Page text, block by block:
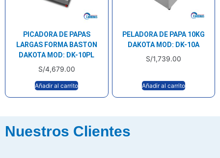
PICADORA DE PAPAS
LARGAS FORMA BASTON
DAKOTA MOD: DK-10PL
S/4,679.00
Añadir al carrito
PELADORA DE PAPA 10KG
DAKOTA MOD: DK-10A
S/1,739.00
Añadir al carrito
Nuestros Clientes